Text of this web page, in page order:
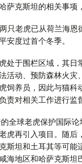
萨克斯坦的相关事项
只老虎已从荷兰海恩
安度过首个冬季。
处于围栏区域，其
活动、预防森林火
饲养员，因此与猫
责对相关工作进行监
全球老虎保护国际
虎再引入项目。随后
斯坦和土耳其等可
海地区和哈萨克斯